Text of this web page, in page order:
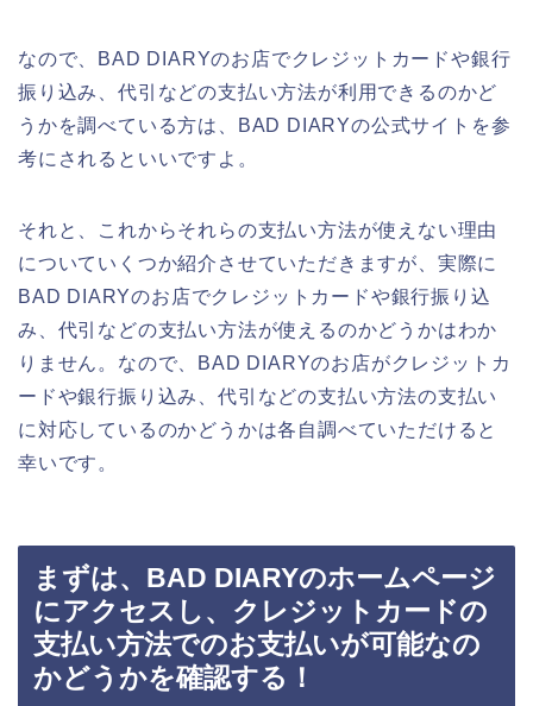
なので、BAD DIARYのお店でクレジットカードや銀行
振り込み、代引などの支払い方法が利用できるのかど
うかを調べている方は、BAD DIARYの公式サイトを参
考にされるといいですよ。
それと、これからそれらの支払い方法が使えない理由
についていくつか紹介させていただきますが、実際に
BAD DIARYのお店でクレジットカードや銀行振り込
み、代引などの支払い方法が使えるのかどうかはわか
りません。なので、BAD DIARYのお店がクレジットカ
ードや銀行振り込み、代引などの支払い方法の支払い
に対応しているのかどうかは各自調べていただけると
幸いです。
まずは、BAD DIARYのホームページ
にアクセスし、クレジットカードの
支払い方法でのお支払いが可能なの
かどうかを確認する！